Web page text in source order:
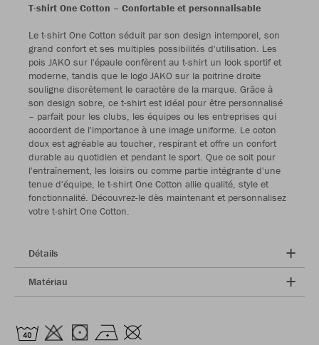
T-shirt One Cotton – Confortable et personnalisable
Le t-shirt One Cotton séduit par son design intemporel, son
grand confort et ses multiples possibilités d'utilisation. Les
pois JAKO sur l'épaule confèrent au t-shirt un look sportif et
moderne, tandis que le logo JAKO sur la poitrine droite
souligne discrètement le caractère de la marque. Grâce à
son design sobre, ce t-shirt est idéal pour être personnalisé
– parfait pour les clubs, les équipes ou les entreprises qui
accordent de l'importance à une image uniforme. Le coton
doux est agréable au toucher, respirant et offre un confort
durable au quotidien et pendant le sport. Que ce soit pour
l'entraînement, les loisirs ou comme partie intégrante d'une
tenue d'équipe, le t-shirt One Cotton allie qualité, style et
fonctionnalité. Découvrez-le dès maintenant et personnalisez
votre t-shirt One Cotton.
Détails
Matériau